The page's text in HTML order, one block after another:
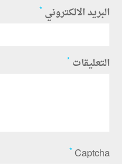
البريد الالكتروني *
التعليقات *
Captcha
*